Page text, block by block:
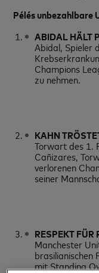
Pélés unbezahlbare
ABIDAL HÄLT
Abidal, Spieler
Champions
zu nehmen.
KAHN
Torwart des 1.
Cañizares,
verlorenen
seiner
RESPEKT
Manchester
brasilianischen
mit Standing